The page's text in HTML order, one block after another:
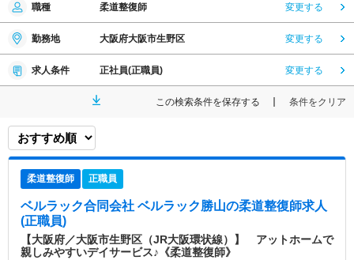
職種 柔道整復師 変更する
勤務地 大阪府大阪市生野区 変更する
求人条件 正社員(正職員) 変更する
この検索条件を保存する 条件をクリア
柔道整復師 正職員
ベルラック合同会社 ベルラック勝山の柔道整復師求人
(正職員)
【大阪府／大阪市生野区（JR大阪環状線）】 アットホームで
親しみやすいデイサービス♪《柔道整復師》